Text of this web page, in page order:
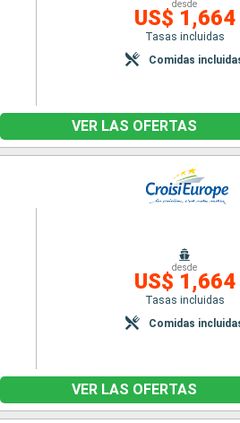
desde
US$ 1,664
Tasas incluidas
Comidas
VER LAS OFERTAS
desde
US$ 1,664
Tasas incluidas
Comidas
VER LAS OFERTAS